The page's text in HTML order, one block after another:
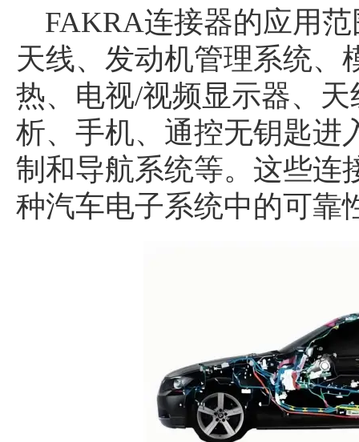
FAKRA连接器的应用
天线、发动机管理系统、
热、电视/视频显示器、
析、手机、通控无钥匙进
制和导航系统等。这些连
种汽车电子系统中的可靠